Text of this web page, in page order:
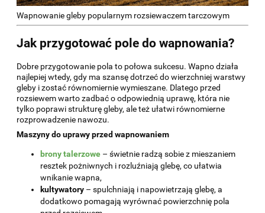
Wapnowanie gleby popularnym rozsiewaczem tarczowym
Jak przygotować pole do wapnowania?
Dobre przygotowanie pola to połowa sukcesu. Wapno działa
najlepiej wtedy, gdy ma szansę dotrzeć do wierzchniej warstwy
gleby i zostać równomiernie wymieszane. Dlatego przed
rozsiewem warto zadbać o odpowiednią uprawę, która nie
tylko poprawi strukturę gleby, ale też ułatwi równomierne
rozprowadzenie nawozu.
Maszyny do uprawy przed wapnowaniem
brony talerzowe – świetnie radzą sobie z mieszaniem
resztek pożniwnych i rozluźniają glebę, co ułatwia
wnikanie wapna,
kultywatory – spulchniają i napowietrzają glebę, a
dodatkowo pomagają wyrównać powierzchnię pola